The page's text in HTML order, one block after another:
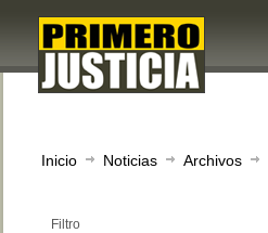
Inicio Noticias Archivos
Filtro